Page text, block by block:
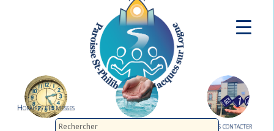
Horaires des messes
Nous contacter